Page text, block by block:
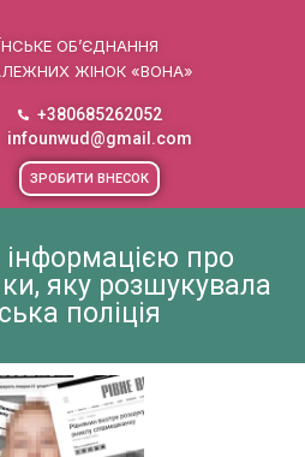
ОБ’ЄДНАННЯ
ЖІНОК «ВОНА»
+380685262052
infounwud@gmail.com
ЗРОБИТИ ВНЕСОК
інформацією про
яку розшукувала
поліція